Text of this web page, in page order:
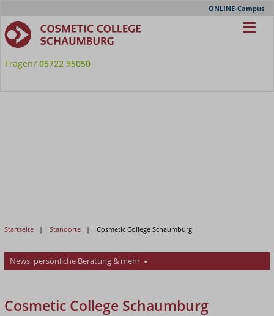
Nav
ONLINE-Campus
Fragen? 05722 95050
Startseite Standorte Cosmetic College Schaumburg
News, persönliche Beratung & mehr
Cosmetic College Schaumburg